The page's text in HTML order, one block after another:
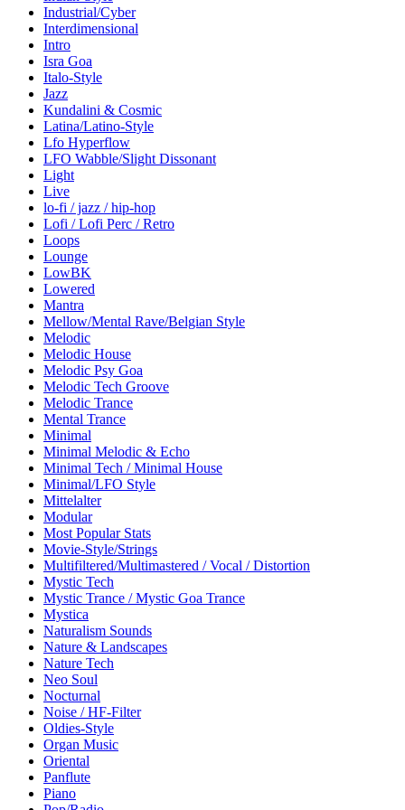
Industrial/Cyber
Interdimensional
Intro
Isra Goa
Italo-Style
Jazz
Kundalini & Cosmic
Latina/Latino-Style
Lfo Hyperflow
LFO Wabble/Slight Dissonant
Light
Live
lo-fi / jazz / hip-hop
Lofi / Lofi Perc / Retro
Loops
Lounge
LowBK
Lowered
Mantra
Mellow/Mental Rave/Belgian Style
Melodic
Melodic House
Melodic Psy Goa
Melodic Tech Groove
Melodic Trance
Mental Trance
Minimal
Minimal Melodic & Echo
Minimal Tech / Minimal House
Minimal/LFO Style
Mittelalter
Modular
Most Popular Stats
Movie-Style/Strings
Multifiltered/Multimastered / Vocal / Distortion
Mystic Tech
Mystic Trance / Mystic Goa Trance
Mystica
Naturalism Sounds
Nature & Landscapes
Nature Tech
Neo Soul
Nocturnal
Noise / HF-Filter
Oldies-Style
Organ Music
Oriental
Panflute
Piano